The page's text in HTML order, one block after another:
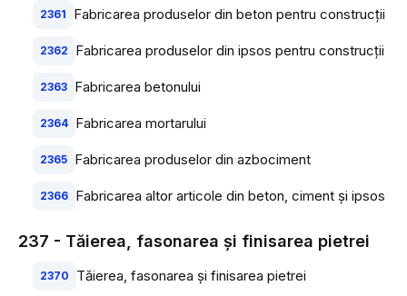
2361 Fabricarea produselor din beton pentru construcţii
2362 Fabricarea produselor din ipsos pentru construcţii
2363 Fabricarea betonului
2364 Fabricarea mortarului
2365 Fabricarea produselor din azbociment
2366 Fabricarea altor articole din beton, ciment şi ipsos
237 - Tăierea, fasonarea şi finisarea pietrei
2370 Tăierea, fasonarea şi finisarea pietrei